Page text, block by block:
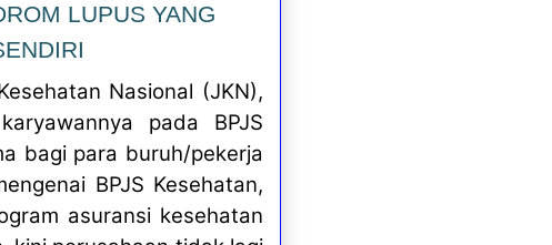
LUPUS YANG
Nasional (JKN),
pada BPJS
bagi para buruh/pekerja
BPJS Kesehatan,
asuransi kesehatan